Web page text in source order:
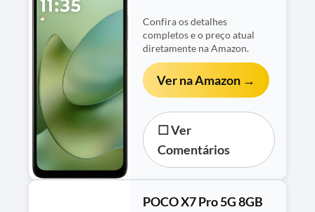
Confira os detalhes
completos e o preço atual
diretamente na Amazon.
Ver na Amazon →
☐ Ver
Comentários
POCO X7 Pro 5G 8GB